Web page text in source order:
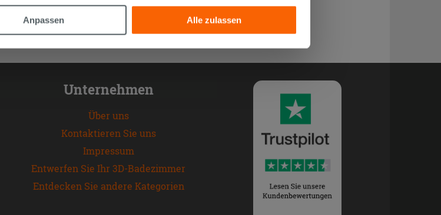
Anpassen
Alle zulassen
Unternehmen
Über uns
Kontaktieren Sie uns
Impressum
Entwerfen Sie Ihr 3D-Badezimmer
Entdecken Sie andere Kategorien